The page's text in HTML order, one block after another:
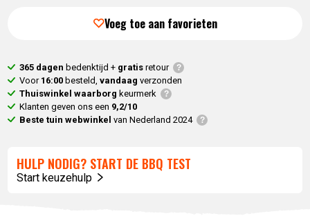
79,95.
Voeg toe aan favorieten
365 dagen bedenktijd + gratisretour
Voor 16:00 besteld,vandaag verzonden
Thuiswinkel waarborg keurmerk
Klanten geven ons een 9,2/10
Beste tuin webwinkel van Nederland 2024
HULP NODIG? START DE BBQ TEST
Start keuzehulp